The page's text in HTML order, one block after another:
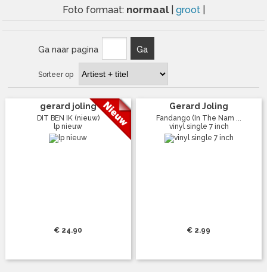
Foto formaat: normaal groot
Ga naar pagina Ga
Sorteer op
gerard joling
DIT BEN IK (nieuw)
lp nieuw
€ 24.90
Gerard Joling
Fandango (In The Nam ...
vinyl single 7 inch
€ 2.99